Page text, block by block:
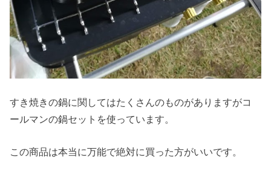
すき焼きの鍋に関してはたくさんのものがありますがコ
ールマンの鍋セットを使っています。
この商品は本当に万能で絶対に買った方がいいです。